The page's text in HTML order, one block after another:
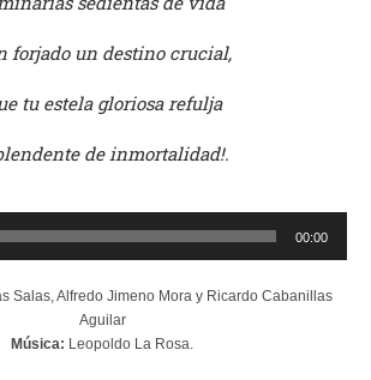
forjado un destino crucial,
tu estela gloriosa refulja
de inmortalidad!.
00:00
Salas, Alfredo Jimeno Mora y Ricardo Cabanillas
Aguilar
Música: Leopoldo La Rosa.